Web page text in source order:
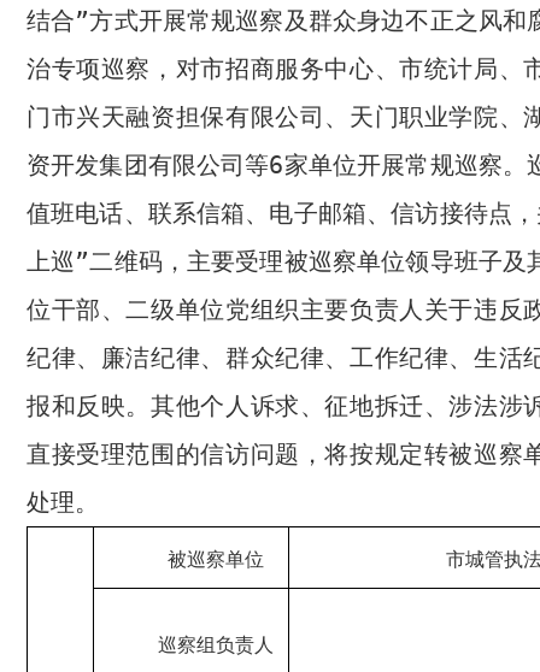
结合”方式开展常规巡察及群众身边不正之风和
治专项巡察，对市招商服务中心、市统计局、
门市兴天融资担保有限公司、天门职业学院、
资开发集团有限公司等6家单位开展常规巡察。
值班电话、联系信箱、电子邮箱、信访接待点
上巡”二维码，主要受理被巡察单位领导班子及
位干部、二级单位党组织主要负责人关于违反
纪律、廉洁纪律、群众纪律、工作纪律、生活
报和反映。其他个人诉求、征地拆迁、涉法涉
直接受理范围的信访问题，将按规定转被巡察
处理。
被巡察单位 市城管执
巡察组负责人